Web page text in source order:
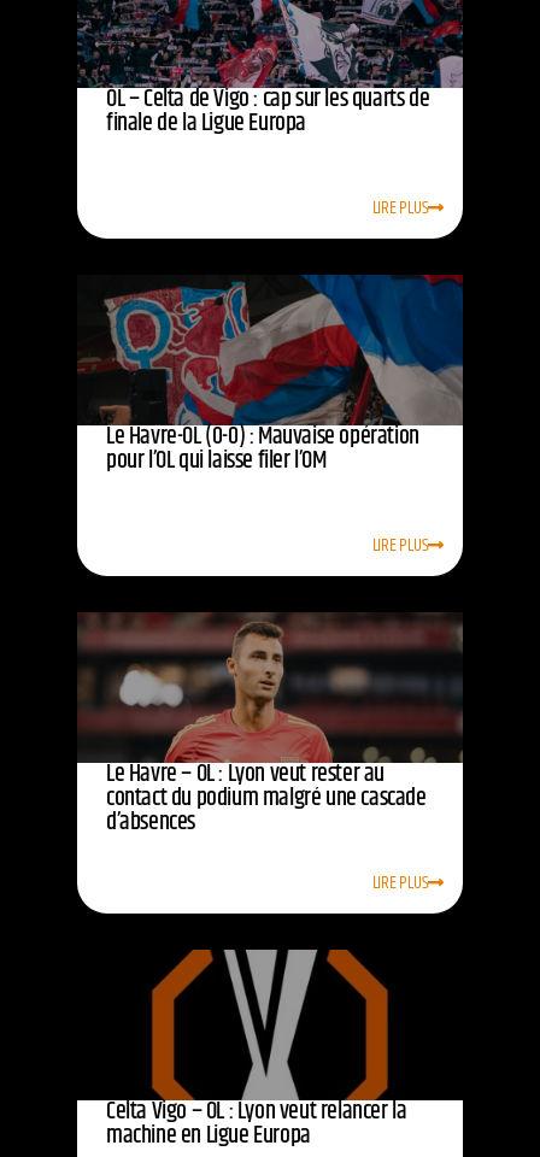
OL – Celta de Vigo : cap sur les quarts de
finale de la Ligue Europa
LIRE PLUS
Le Havre-OL (0-0) : Mauvaise opération
pour l’OL qui laisse filer l’OM
LIRE PLUS
Le Havre – OL : Lyon veut rester au
contact du podium malgré une cascade
d’absences
LIRE PLUS
Celta Vigo – OL : Lyon veut relancer la
machine en Ligue Europa